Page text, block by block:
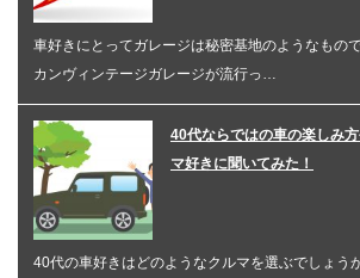
車好きにとってガレージは秘密基地のようなもの
カンヴィンテージガレージが流行っ…
40代ならではの車の楽しみ
マ好きに聞いてみた！
40代の車好きはどのようなクルマを選ぶでしょう